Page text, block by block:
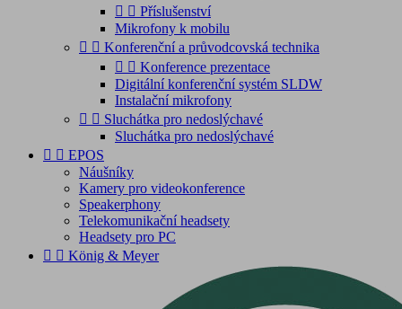
  Příslušenství
Mikrofony k mobilu
  Konferenční a průvodcovská technika
  Konference prezentace
Digitální konferenční systém SLDW
Instalační mikrofony
  Sluchátka pro nedoslýchavé
Sluchátka pro nedoslýchavé
  EPOS
Náušníky
Kamery pro videokonference
Speakerphony
Telekomunikační headsety
Headsety pro PC
  König & Meyer